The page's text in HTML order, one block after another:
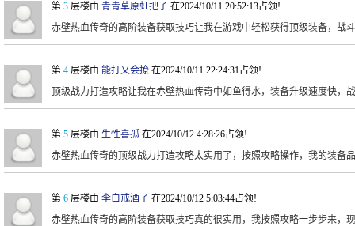
第 3 层楼由 青青草原虹把子 在2024/10/11 20:52:13占领!
赤壁热血传奇的高阶装备获取技巧让我在游戏中轻松获得顶级装备，战
第 4 层楼由 能打又会撩 在2024/10/11 22:24:31占领!
顶级战力打造攻略让我在赤壁热血传奇中如鱼得水，装备升级速度快，
第 5 层楼由 生性喜孤 在2024/10/12 4:28:26占领!
赤壁热血传奇的顶级战力打造攻略太实用了，按照攻略操作，我的装备
第 6 层楼由 李白戒酒了 在2024/10/12 5:03:44占领!
赤壁热血传奇的高阶装备获取技巧真的很实用，我按照攻略一步步来，